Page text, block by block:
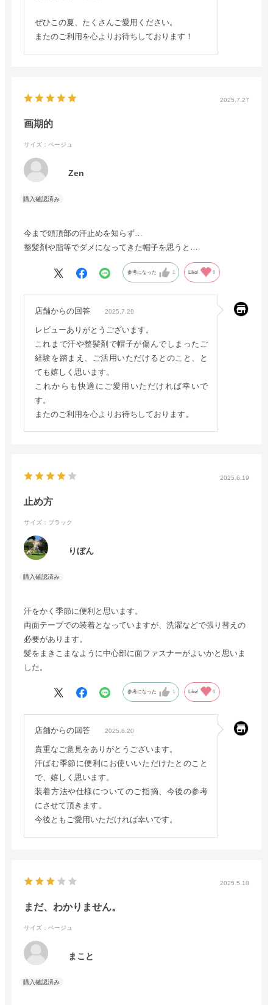
ぜひこの夏、たくさんご愛用ください。
またのご利用を心よりお待ちしております！
2025.7.27
画期的
サイズ：ベージュ
Zen
今まで頭頂部の汗止めを知らず…
整髪剤や脂等でダメになってきた帽子を思うと…
参考になった 1 Like! 0
店舗からの回答 2025.7.29
レビューありがとうございます。
これまで汗や整髪剤で帽子が傷んでしまったご
経験を踏まえ、ご活用いただけるとのこと、と
ても嬉しく思います。
これからも快適にご愛用いただければ幸いで
す。
またのご利用を心よりお待ちしております。
2025.6.19
止め方
サイズ：ブラック
りぼん
汗をかく季節に便利と思います。
両面テープでの装着となっていますが、洗濯などで張り替えの
必要があります。
髪をまきこまなように中心部に面ファスナーがよいかと思いま
した。
参考になった 1 Like! 0
店舗からの回答 2025.6.20
貴重なご意見をありがとうございます。
汗ばむ季節に便利にお使いいただけたとのこと
で、嬉しく思います。
装着方法や仕様についてのご指摘、今後の参考
にさせて頂きます。
今後ともご愛用いただければ幸いです。
2025.5.18
まだ、わかりません。
サイズ：ベージュ
まこと